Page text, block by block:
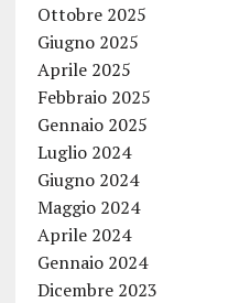
Ottobre 2025
Giugno 2025
Aprile 2025
Febbraio 2025
Gennaio 2025
Luglio 2024
Giugno 2024
Maggio 2024
Aprile 2024
Gennaio 2024
Dicembre 2023